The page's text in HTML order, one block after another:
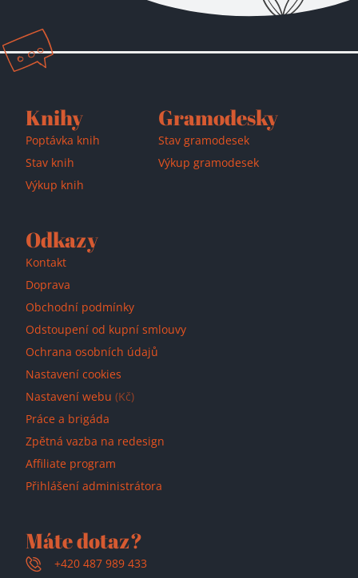
Přidáno do košíku!
Knihy
Poptávka knih
Stav knih
Výkup knih
Gramodesky
Stav gramodesek
Výkup gramodesek
Odkazy
Kontakt
Doprava
Obchodní podmínky
Odstoupení od kupní smlouvy
Ochrana osobních údajů
Nastavení cookies
Nastavení webu (Kč)
Práce a brigáda
Zpětná vazba na redesign
Affiliate program
Přihlášení administrátora
Máte dotaz?
+420 487 989 433